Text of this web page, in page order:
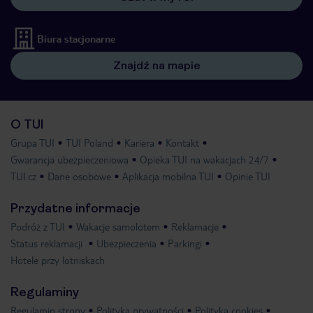
Biura stacjonarne
Znajdź na mapie
O TUI
Grupa TUI TUI Poland Kariera
Kontakt
Gwarancja ubezpieczeniowa
Opieka TUI na wakacjach 24/7
TUI.cz
Dane osobowe Aplikacja mobilna TUI Opinie TUI
Przydatne informacje
Podróż z TUI Wakacje samolotem
Reklamacje
Status reklamacji
Ubezpieczenia
Parkingi
Hotele przy lotniskach
Regulaminy
Regulamin strony Polityka prywatności Polityka cookies